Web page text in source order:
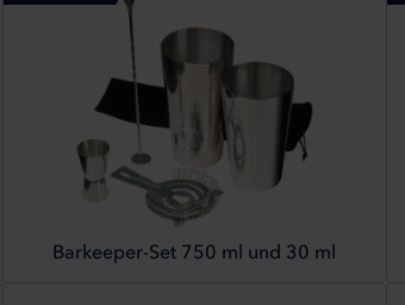
Barkeeper-Set 750 ml und 30 ml